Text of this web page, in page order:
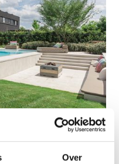
Over
Kissy